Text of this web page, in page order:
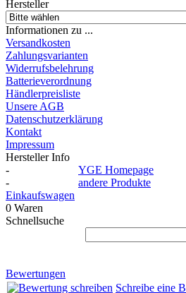
Hersteller
Informationen zu ...
Versandkosten
Zahlungsvarianten
Widerrufsbelehrung
Batterieverordnung
Händlerpreisliste
Unsere AGB
Datenschutzerklärung
Kontakt
Impressum
Hersteller Info
-
YGE Homepage
-
andere Produkte
Einkaufswagen
0 Waren
Schnellsuche
Bewertungen
Schreibe eine